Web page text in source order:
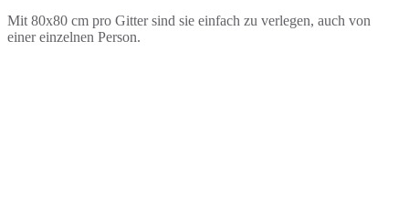
Mit 80x80 cm pro Gitter sind sie einfach zu verlegen, auch von
einer einzelnen Person.